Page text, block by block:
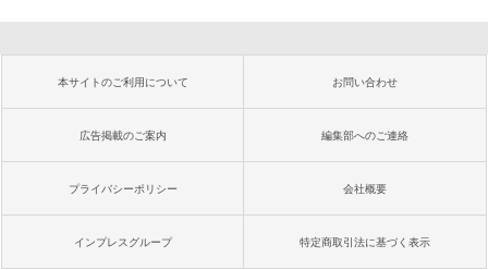
本サイトのご利用について お問い合わせ
広告掲載のご案内 編集部へのご連絡
プライバシーポリシー 会社概要
インプレスグループ 特定商取引法に基づく表示